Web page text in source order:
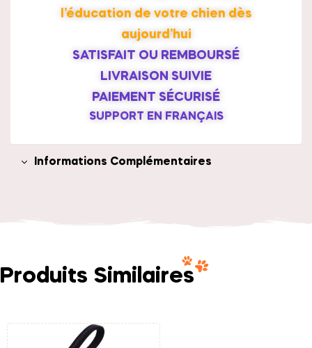
l’éducation de votre chien dès
aujourd’hui
SATISFAIT OU REMBOURSÉ
LIVRAISON SUIVIE
PAIEMENT SÉCURISÉ
SUPPORT EN FRANÇAIS
Informations Complémentaires
Produits Similaires